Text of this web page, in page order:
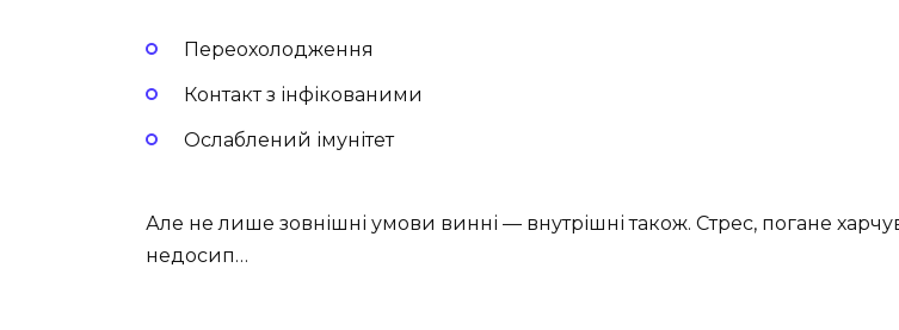
Переохолодження
Контакт з інфікованими
Ослаблений імунітет
Але не лише зовнішні умови винні — внутрішні також. Стрес, погане
недосип…